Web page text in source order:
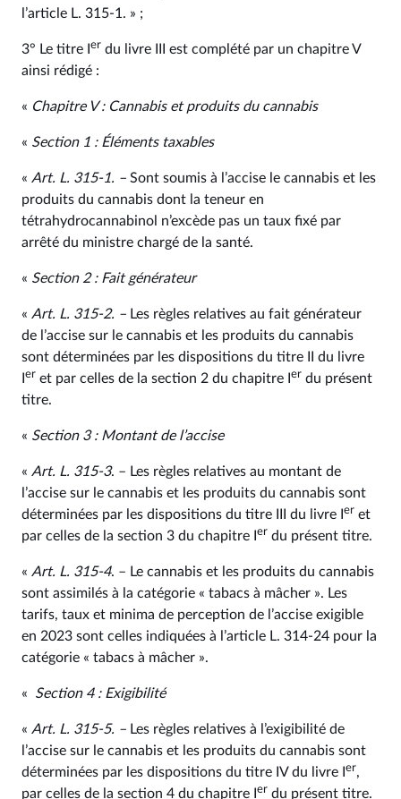
l’article L. 315‑1. » ;
3° Le titre I er du livre III est complété par un chapitre V
ainsi rédigé :
« Chapitre V : Cannabis et produits du cannabis
« Section 1 : Éléments taxables
« Art. L. 315‑1. – Sont soumis à l’accise le cannabis et les
produits du cannabis dont la teneur en
tétrahydrocannabinol n’excède pas un taux fixé par
arrêté du ministre chargé de la santé.
« Section 2 : Fait générateur
« Art. L. 315‑2. – Les règles relatives au fait générateur
de l’accise sur le cannabis et les produits du cannabis
sont déterminées par les dispositions du titre II du livre
er et par celles de la section 2 du chapitre I er du présent
titre.
« Section 3 : Montant de l’accise
« Art. L. 315‑3. – Les règles relatives au montant de
l’accise sur le cannabis et les produits du cannabis sont
déterminées par les dispositions du titre III du livre I er et
par celles de la section 3 du chapitre I er du présent titre.
« Art. L. 315‑4. – Le cannabis et les produits du cannabis
sont assimilés à la catégorie « tabacs à mâcher ». Les
tarifs, taux et minima de perception de l’accise exigible
en 2023 sont celles indiquées à l’article L. 314‑24 pour la
catégorie « tabacs à mâcher ».
« Section 4 : Exigibilité
« Art. L. 315‑5. – Les règles relatives à l’exigibilité de
l’accise sur le cannabis et les produits du cannabis sont
déterminées par les dispositions du titre IV du livre I er,
par celles de la section 4 du chapitre I er du présent titre.